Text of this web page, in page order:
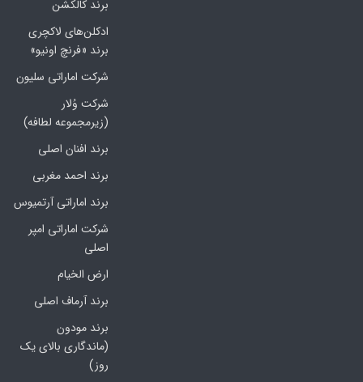
برند کالکشن
ادکلن‌های لاکچری
برند «فرنچ اونیو»
شرکت اماراتی سلیون
شرکت وُلار
(زیرمجموعه لطافه)
برند افنان اصلی
برند احمد مغربی
برند اماراتی آرتمیوس
شرکت اماراتی امپر
اصلی
ارض الخیام
برند آرماف اصلی
برند مودون
(ماندگاری بالای یک
روز)